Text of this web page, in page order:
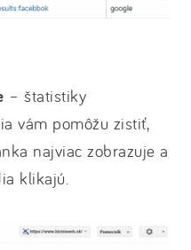
– štatistiky
vám pomôžu zistiť,
najviac zobrazuje a
klikajú.